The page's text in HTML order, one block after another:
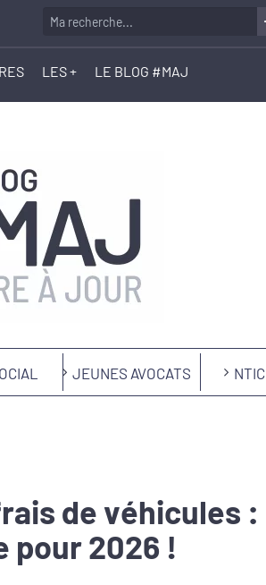
LES + LE BLOG #MAJ
JEUNES AVOCATS NTIC
de véhicules :
pour 2026 !